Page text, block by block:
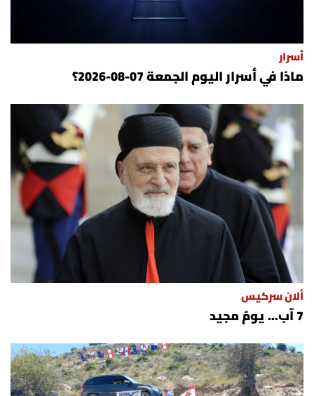
أسرار
ماذا في أسرار اليوم الجمعة 07-08-2026؟
ألان سركيس
7 آب... يومٌ مجيد